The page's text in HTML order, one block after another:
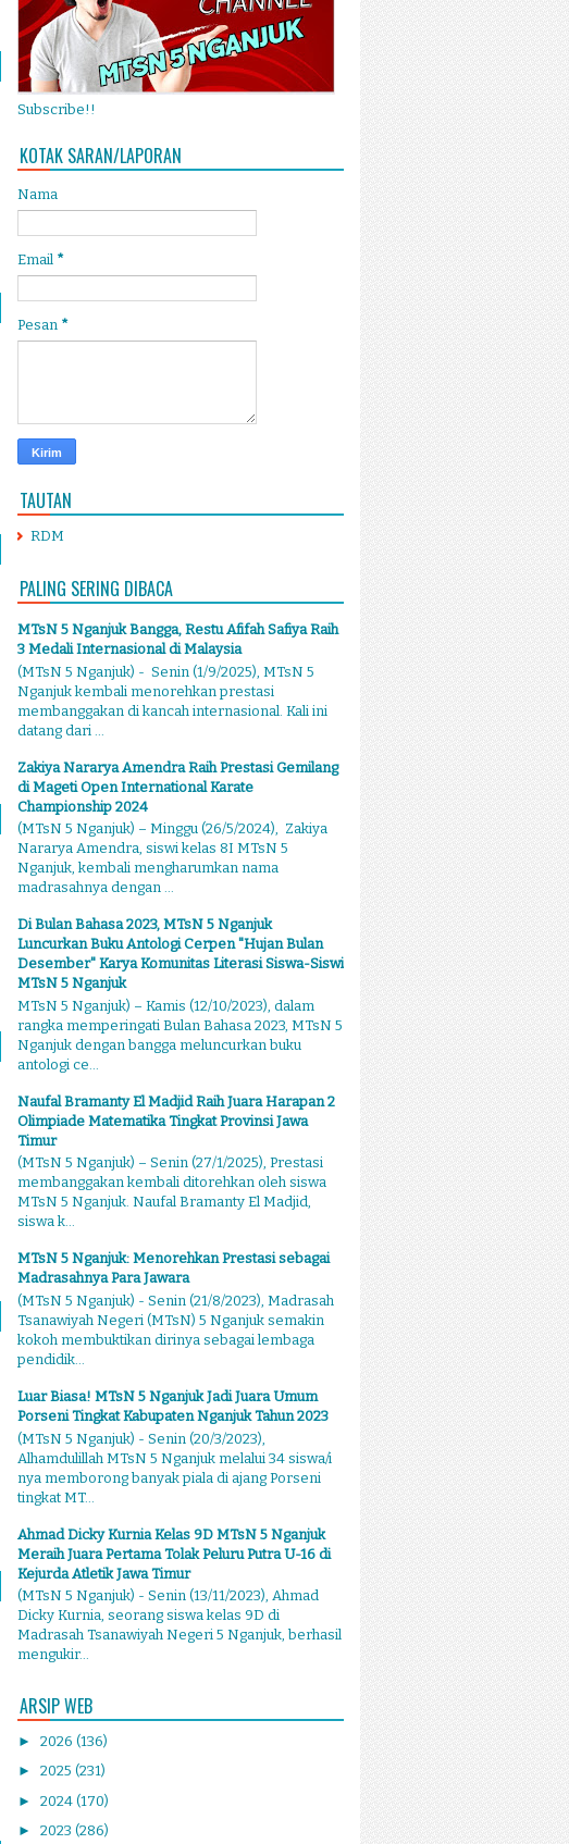
Subscribe!!
KOTAK SARAN/LAPORAN
Nama
Email *
Pesan *
TAUTAN
RDM
PALING SERING DIBACA
MTsN 5 Nganjuk Bangga, Restu Afifah Safiya Raih
3 Medali Internasional di Malaysia
(MTsN 5 Nganjuk) - Senin (1/9/2025), MTsN 5
Nganjuk kembali menorehkan prestasi
membanggakan di kancah internasional. Kali ini
datang dari ...
Zakiya Nararya Amendra Raih Prestasi Gemilang
di Mageti Open International Karate
Championship 2024
(MTsN 5 Nganjuk) – Minggu (26/5/2024), Zakiya
Nararya Amendra, siswi kelas 8I MTsN 5
Nganjuk, kembali mengharumkan nama
madrasahnya dengan ...
Di Bulan Bahasa 2023, MTsN 5 Nganjuk
Luncurkan Buku Antologi Cerpen "Hujan Bulan
Desember" Karya Komunitas Literasi Siswa-Siswi
MTsN 5 Nganjuk
MTsN 5 Nganjuk) – Kamis (12/10/2023), dalam
rangka memperingati Bulan Bahasa 2023, MTsN 5
Nganjuk dengan bangga meluncurkan buku
antologi ce...
Naufal Bramanty El Madjid Raih Juara Harapan 2
Olimpiade Matematika Tingkat Provinsi Jawa
Timur
(MTsN 5 Nganjuk) – Senin (27/1/2025), Prestasi
membanggakan kembali ditorehkan oleh siswa
MTsN 5 Nganjuk. Naufal Bramanty El Madjid,
siswa k...
MTsN 5 Nganjuk: Menorehkan Prestasi sebagai
Madrasahnya Para Jawara
(MTsN 5 Nganjuk) - Senin (21/8/2023), Madrasah
Tsanawiyah Negeri (MTsN) 5 Nganjuk semakin
kokoh membuktikan dirinya sebagai lembaga
pendidik...
Luar Biasa! MTsN 5 Nganjuk Jadi Juara Umum
Porseni Tingkat Kabupaten Nganjuk Tahun 2023
(MTsN 5 Nganjuk) - Senin (20/3/2023),
Alhamdulillah MTsN 5 Nganjuk melalui 34 siswa/i
nya memborong banyak piala di ajang Porseni
tingkat MT...
Ahmad Dicky Kurnia Kelas 9D MTsN 5 Nganjuk
Meraih Juara Pertama Tolak Peluru Putra U-16 di
Kejurda Atletik Jawa Timur
(MTsN 5 Nganjuk) - Senin (13/11/2023), Ahmad
Dicky Kurnia, seorang siswa kelas 9D di
Madrasah Tsanawiyah Negeri 5 Nganjuk, berhasil
mengukir...
ARSIP WEB
► 2026 (136)
► 2025 (231)
► 2024 (170)
► 2023 (286)